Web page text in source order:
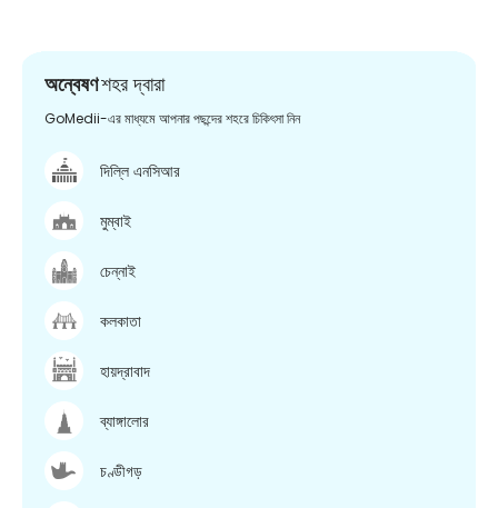
অন্বেষণশহর দ্বারা
GoMedii-এর মাধ্যমে আপনার পছন্দের শহরে চিকিৎসা নিন
দিল্লি এনসিআর
মুম্বাই
চেন্নাই
কলকাতা
হায়দ্রাবাদ
ব্যাঙ্গালোর
চণ্ডীগড়